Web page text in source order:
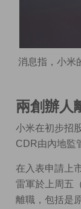
消息指，小米
兩創辦人
小米在初步招
CDR由內地監
在入表申請上
雷軍於上周五
離職，包括是